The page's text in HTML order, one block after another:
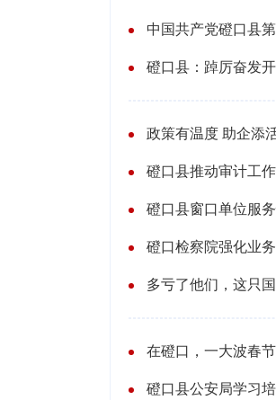
中国共产党磴口县
磴口县：踔厉奋发
政策有温度 助企添
磴口县推动审计工
磴口县窗口单位服
磴口检察院强化业
多亏了他们，这只
在磴口，一大波春
磴口县公安局学习